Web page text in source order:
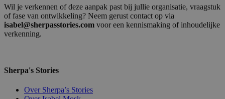
Wil je verkennen of deze aanpak past bij jullie organisatie, vraagstuk
of fase van ontwikkeling? Neem gerust contact op via
isabel@sherpasstories.com voor een kennismaking of inhoudelijke
verkenning.
Sherpa's Stories
Over Sherpa’s Stories